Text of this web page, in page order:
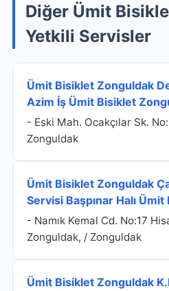
Diğer Ümit
Yetkili Servisler
Ümit Bisiklet Zonguldak
Azim İş Ümit Bisiklet
- Eski Mah. Ocakçılar Sk.
Zonguldak
Ümit Bisiklet Zonguldak
Servisi Başpınar Halı
- Namık Kemal Cd. No:17
Zonguldak, / Zonguldak
Ümit Bisiklet Zonguldak